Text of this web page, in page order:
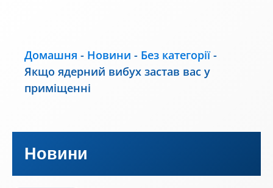
Домашня - Новини - Без категорії-
Якщо ядерний вибух застав вас у
приміщенні
Новини